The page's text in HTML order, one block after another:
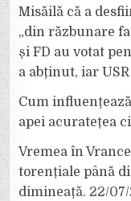
Misăilă că a
„din răzbunare
și FD au votat
a abținut, iar
Cum
apei acuratețea
Vremea în
torențiale până
dimineață. 22/